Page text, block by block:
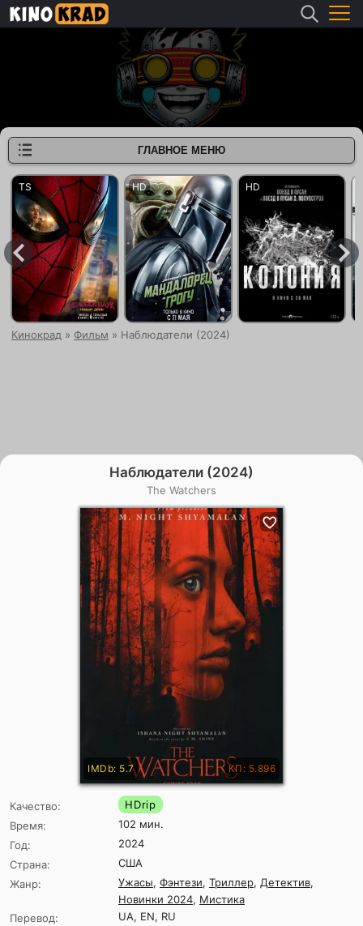
Кинокрад » Фильм » Наблюдатели (2024)
Наблюдатели (2024)
The Watchers
IMDb: 5.7 КП: 5.896
Качество:
HDrip
Время:
102 мин.
Год:
2024
Страна:
США
Жанр:
Ужасы, Фэнтези, Триллер, Детектив,
Новинки 2024, Мистика
Перевод:
UA, EN, RU
ГЛАВНОЕ МЕНЮ